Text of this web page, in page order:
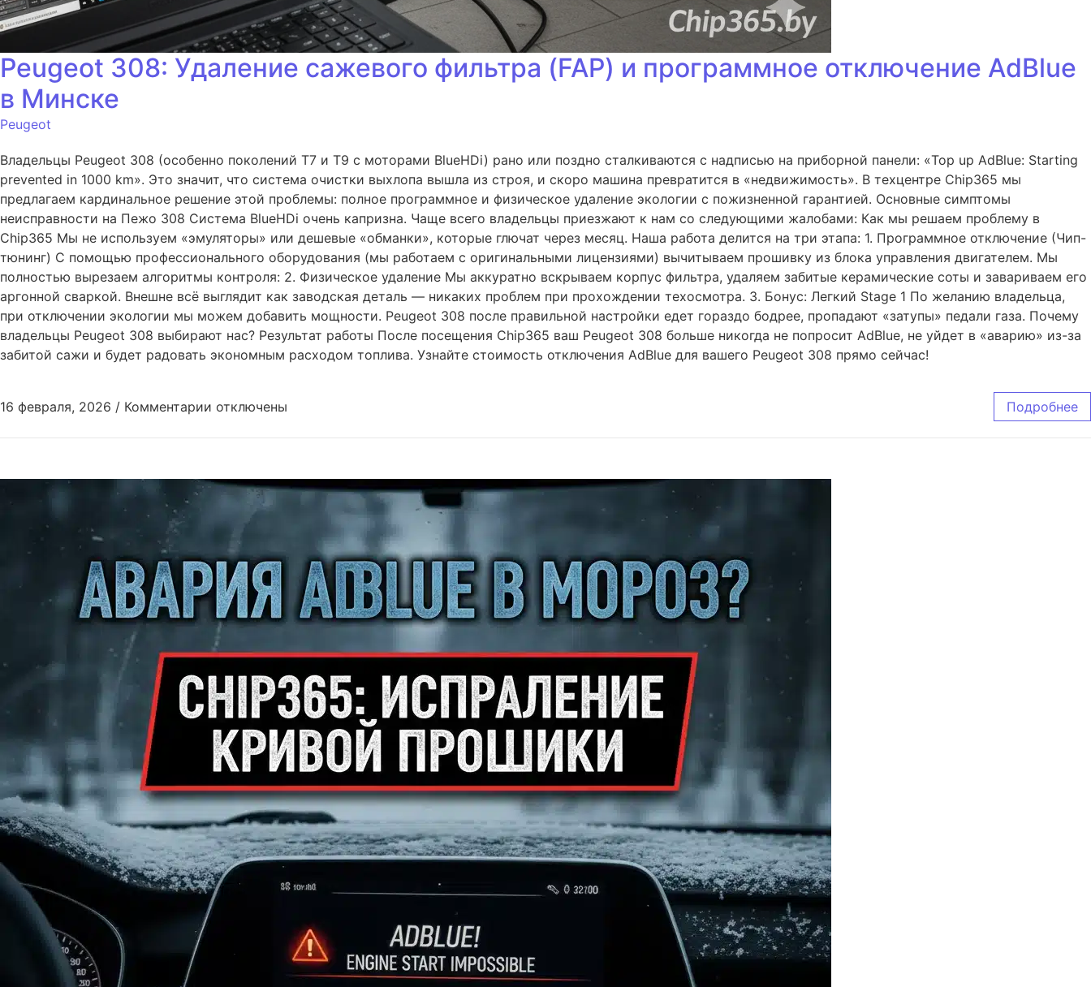
Peugeot 308: Удаление сажевого фильтра (FAP) и программное отключение AdBlue
в Минске
Peugeot
Владельцы Peugeot 308 (особенно поколений T7 и T9 с моторами BlueHDi) рано или поздно сталкиваются с надписью на приборной панели: «Top up AdBlue: Starting
prevented in 1000 km». Это значит, что система очистки выхлопа вышла из строя, и скоро машина превратится в «недвижимость». В техцентре Chip365 мы
предлагаем кардинальное решение этой проблемы: полное программное и физическое удаление экологии с пожизненной гарантией. Основные симптомы
неисправности на Пежо 308 Система BlueHDi очень капризна. Чаще всего владельцы приезжают к нам со следующими жалобами: Как мы решаем проблему в
Chip365 Мы не используем «эмуляторы» или дешевые «обманки», которые глючат через месяц. Наша работа делится на три этапа: 1. Программное отключение (Чип-
тюнинг) С помощью профессионального оборудования (мы работаем с оригинальными лицензиями) вычитываем прошивку из блока управления двигателем. Мы
полностью вырезаем алгоритмы контроля: 2. Физическое удаление Мы аккуратно вскрываем корпус фильтра, удаляем забитые керамические соты и завариваем его
аргонной сваркой. Внешне всё выглядит как заводская деталь — никаких проблем при прохождении техосмотра. 3. Бонус: Легкий Stage 1 По желанию владельца,
при отключении экологии мы можем добавить мощности. Peugeot 308 после правильной настройки едет гораздо бодрее, пропадают «затупы» педали газа. Почему
владельцы Peugeot 308 выбирают нас? Результат работы После посещения Chip365 ваш Peugeot 308 больше никогда не попросит AdBlue, не уйдет в «аварию» из-за
забитой сажи и будет радовать экономным расходом топлива. Узнайте стоимость отключения AdBlue для вашего Peugeot 308 прямо сейчас!
16 февраля, 2026 / Комментарии отключены Подробнее